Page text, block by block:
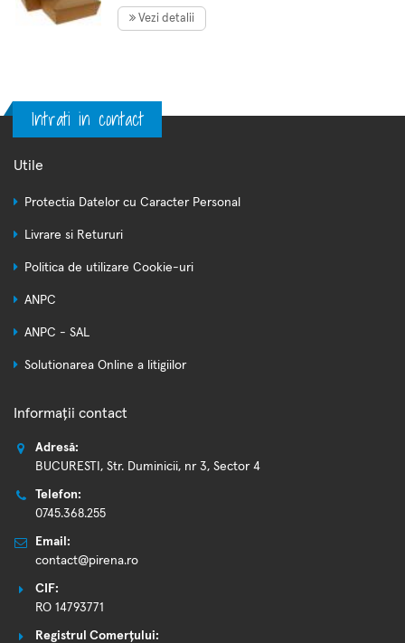
Vezi detalii
Intrati in contact
Utile
Protectia Datelor cu Caracter Personal
Livrare si Retururi
Politica de utilizare Cookie-uri
ANPC
ANPC - SAL
Solutionarea Online a litigiilor
Informații contact
Adresă:
BUCURESTI, Str. Duminicii, nr 3, Sector 4
Telefon:
0745.368.255
Email:
contact@pirena.ro
CIF:
RO 14793771
Registrul Comerțului: